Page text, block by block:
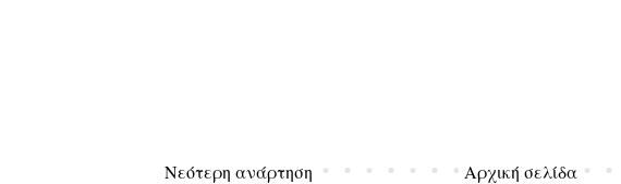
Νεότερη ανάρτηση Αρχική σελίδα